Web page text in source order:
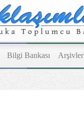
Bilgi Bankası Arşivler